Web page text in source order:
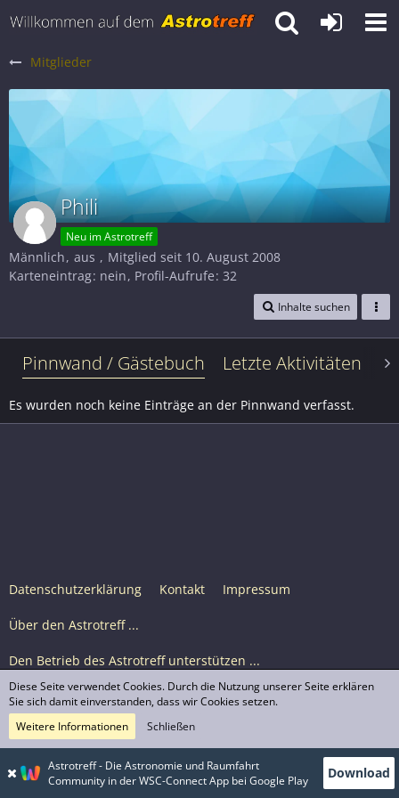
Mitglieder
Phili
Neu im Astrotreff
Männlich aus
Mitglied seit 10. August 2008
Karteneintrag nein Profil-Aufrufe 32
Inhalte suchen
Pinnwand / Gästebuch Letzte Aktivitäten
Es wurden noch keine Einträge an der Pinnwand verfasst.
Datenschutzerklärung Kontakt Impressum
Über den Astrotreff ...
Den Betrieb des Astrotreff unterstützen ...
Nutzungsbedingungen
© Astrotreff 2001-2026, lizenziert unter CC BY-SA,
sofern für einzelne Inhalte nicht anders angegeben
Astrotreff - Die Astronomie und Raumfahrt
Community in der WSC-Connect App bei Google Play
Download
Diese Seite verwendet Cookies. Durch die Nutzung unserer Seite erklären
Sie sich damit einverstanden, dass wir Cookies setzen.
Weitere Informationen
Schließen